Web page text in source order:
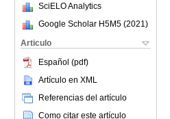
SciELO Analytics
Google Scholar H5M5 (2021 )
Articulo
Español (pdf)
Artículo en XML
Referencias del artículo
Como citar este artículo